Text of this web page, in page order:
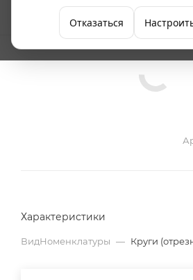
Ручной измерительный инструмент
Характеристики
ВидНоменклатуры — Круги
Отказаться